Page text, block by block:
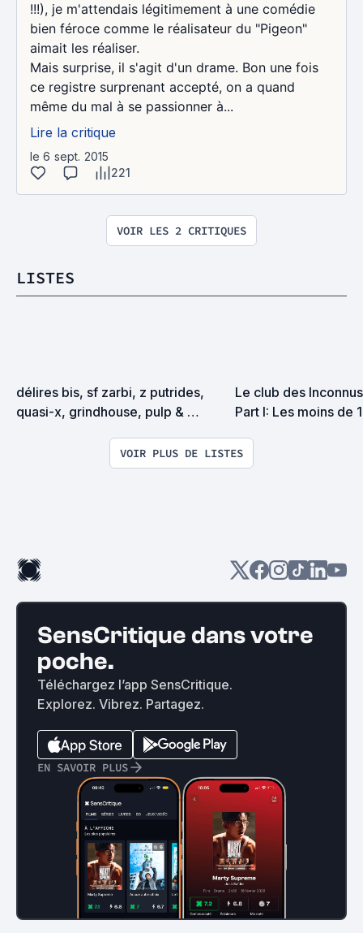
!!!), je m'attendais légitimement à une comédie
bien féroce comme le réalisateur du "Pigeon"
aimait les réaliser.
Mais surprise, il s'agit d'un drame. Bon une fois
ce registre surprenant accepté, on a quand
même du mal à se passionner à...
Lire la critique
le 6 sept. 2015
221
VOIR LES 2 CRITIQUES
LISTES
délires bis, sf zarbi, z putrides,
quasi-x, grindhouse, pulp &
Le club des
Part I: Les moins de
VOIR PLUS DE LISTES
SensCritique dans votre
poche.
Téléchargez l’app SensCritique.
Explorez. Vibrez. Partagez.
EN SAVOIR PLUS